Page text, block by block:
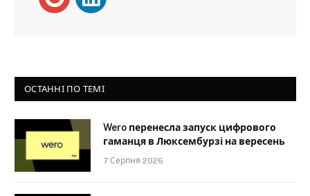
ОСТАННІ ПО ТЕМІ
Wero перенесла запуск цифрового
гаманця в Люксембурзі на вересень
7 Серпня 2026